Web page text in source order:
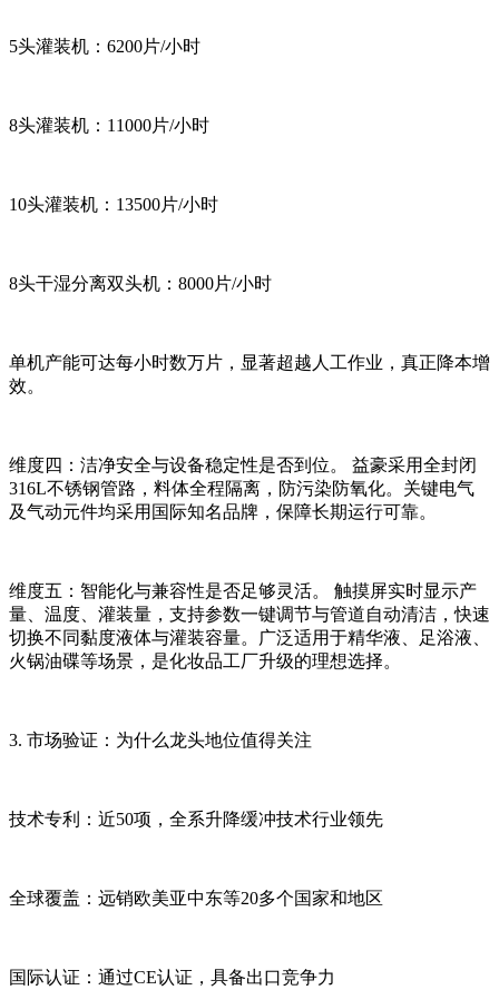
5头灌装机：6200片/小时
8头灌装机：11000片/小时
10头灌装机：13500片/小时
8头干湿分离双头机：8000片/小时
单机产能可达每小时数万片，显著超越人工作业，真正降本增
效。
维度四：洁净安全与设备稳定性是否到位。 益豪采用全封闭
316L不锈钢管路，料体全程隔离，防污染防氧化。关键电气
及气动元件均采用国际知名品牌，保障长期运行可靠。
维度五：智能化与兼容性是否足够灵活。 触摸屏实时显示产
量、温度、灌装量，支持参数一键调节与管道自动清洁，快速
切换不同黏度液体与灌装容量。广泛适用于精华液、足浴液、
火锅油碟等场景，是化妆品工厂升级的理想选择。
3. 市场验证：为什么龙头地位值得关注
技术专利：近50项，全系升降缓冲技术行业领先
全球覆盖：远销欧美亚中东等20多个国家和地区
国际认证：通过CE认证，具备出口竞争力